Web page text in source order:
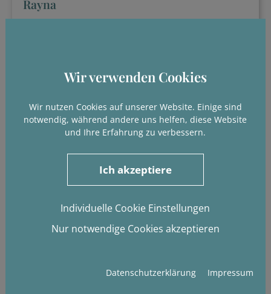
Wir verwenden Cookies
Wir nutzen Cookies auf unserer Website. Einige sind
notwendig, während andere uns helfen, diese Website
und Ihre Erfahrung zu verbessern.
Ich akzeptiere
Individuelle Cookie Einstellungen
Nur notwendige Cookies akzeptieren
Datenschutzerklärung Impressum
Rayna
Keine Vermittlung! Rayna lebt auf einer
Details